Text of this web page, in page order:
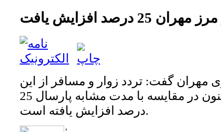
درصد افزایش یافت
مهران گفت: تردد زوار و مسافر از این
خروجی امسال تاکنون در مقایسه با مدت مشابه پارسال 25
درصد افزایش یافته است.